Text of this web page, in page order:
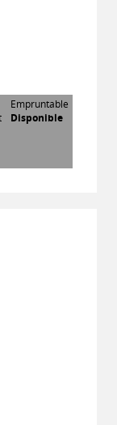
Empruntable
Disponible